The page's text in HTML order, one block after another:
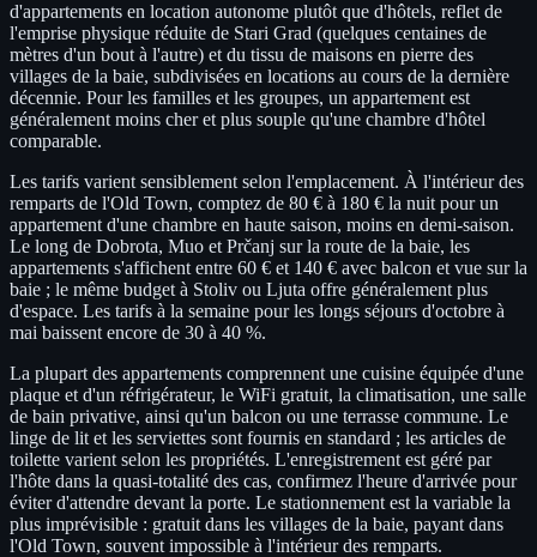
d'appartements en location autonome plutôt que d'hôtels, reflet de
l'emprise physique réduite de Stari Grad (quelques centaines de
mètres d'un bout à l'autre) et du tissu de maisons en pierre des
villages de la baie, subdivisées en locations au cours de la dernière
décennie. Pour les familles et les groupes, un appartement est
généralement moins cher et plus souple qu'une chambre d'hôtel
comparable.
Les tarifs varient sensiblement selon l'emplacement. À l'intérieur des
remparts de l'Old Town, comptez de 80 € à 180 € la nuit pour un
appartement d'une chambre en haute saison, moins en demi-saison.
Le long de Dobrota, Muo et Prčanj sur la route de la baie, les
appartements s'affichent entre 60 € et 140 € avec balcon et vue sur la
baie ; le même budget à Stoliv ou Ljuta offre généralement plus
d'espace. Les tarifs à la semaine pour les longs séjours d'octobre à
mai baissent encore de 30 à 40 %.
La plupart des appartements comprennent une cuisine équipée d'une
plaque et d'un réfrigérateur, le WiFi gratuit, la climatisation, une salle
de bain privative, ainsi qu'un balcon ou une terrasse commune. Le
linge de lit et les serviettes sont fournis en standard ; les articles de
toilette varient selon les propriétés. L'enregistrement est géré par
l'hôte dans la quasi-totalité des cas, confirmez l'heure d'arrivée pour
éviter d'attendre devant la porte. Le stationnement est la variable la
plus imprévisible : gratuit dans les villages de la baie, payant dans
l'Old Town, souvent impossible à l'intérieur des remparts.